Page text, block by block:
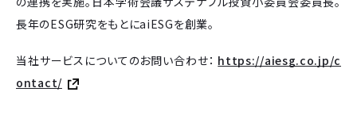
長年のESG研究をもとにaiESGを創業。
当社サービスについてのお問い合わせ： https://aiesg.co.jp/c
ontact/